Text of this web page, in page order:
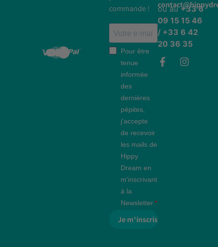
commande !
Pour être
tenue
informée
des
dernières
pépites,
j'accepte
de recevoir
les mails de
Hippy
Dream en
m'inscrivant
à la
Newsletter.
Je m'inscris
ou au+33 6
09 15 15 46
/ +33 6 42
20 36 35